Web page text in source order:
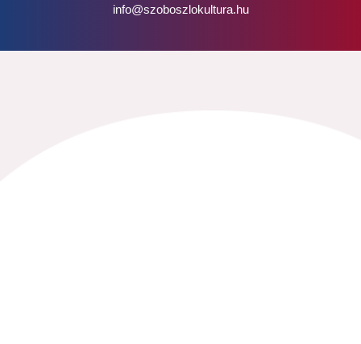
info@szoboszlokultura.hu